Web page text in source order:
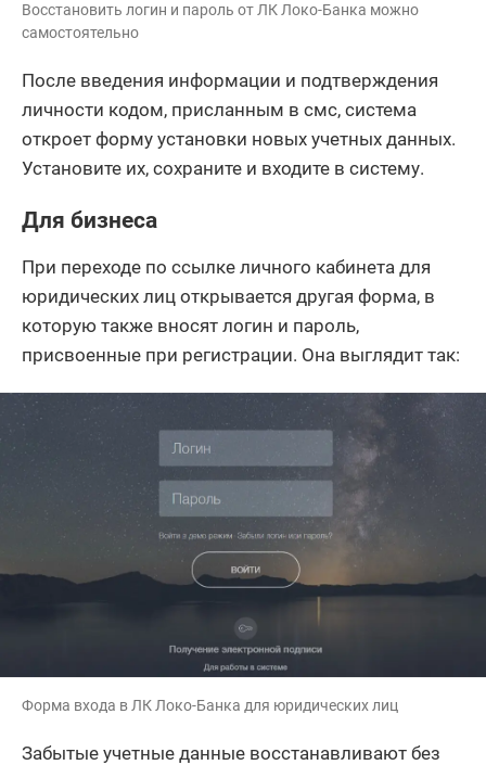
Восстановить логин и пароль от ЛК Локо-Банка можно
самостоятельно
После введения информации и подтверждения
личности кодом, присланным в смс, система
откроет форму установки новых учетных данных.
Установите их, сохраните и входите в систему.
Для бизнеса
При переходе по ссылке личного кабинета для
юридических лиц открывается другая форма, в
которую также вносят логин и пароль,
присвоенные при регистрации. Она выглядит так:
Форма входа в ЛК Локо-Банка для юридических лиц
Забытые учетные данные восстанавливают без